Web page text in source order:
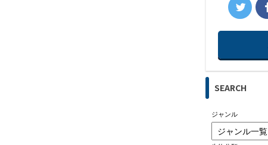
SEARCH
ジャンル